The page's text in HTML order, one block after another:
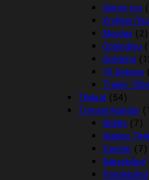
Hønet mv
Krybber/
Mordax (2)
Opbinding
Ophæng
Til Boksen
Trailer
Tilskud (54)
Trenser/kandar
Bidløs (7)
Hjælpe
Kandar (7)
Næsebånd
Pandebånd